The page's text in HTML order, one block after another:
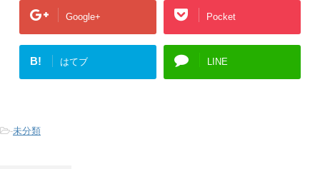
Google+ Pocket
B! はてブ LINE
-未分類